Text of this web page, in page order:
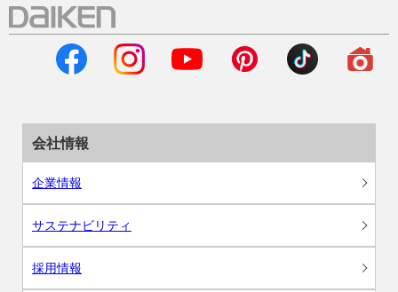
会社情報
企業情報
サステナビリティ
採用情報